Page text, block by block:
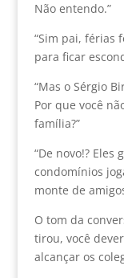
Não entendo.”
“Sim pai, férias
para ficar
“Mas o Sérgio
Por que você
família?”
“De novo!?
condomínios
monte de
O tom da
tirou, você
alcançar os